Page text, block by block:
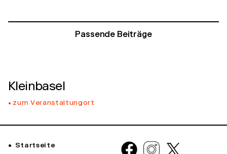
Passende Beiträge
Kleinbasel
zum Veranstaltungort
Startseite